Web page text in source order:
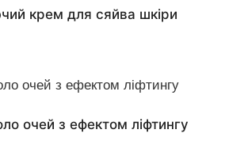
крем для сяйва шкіри
очей з ефектом ліфтингу